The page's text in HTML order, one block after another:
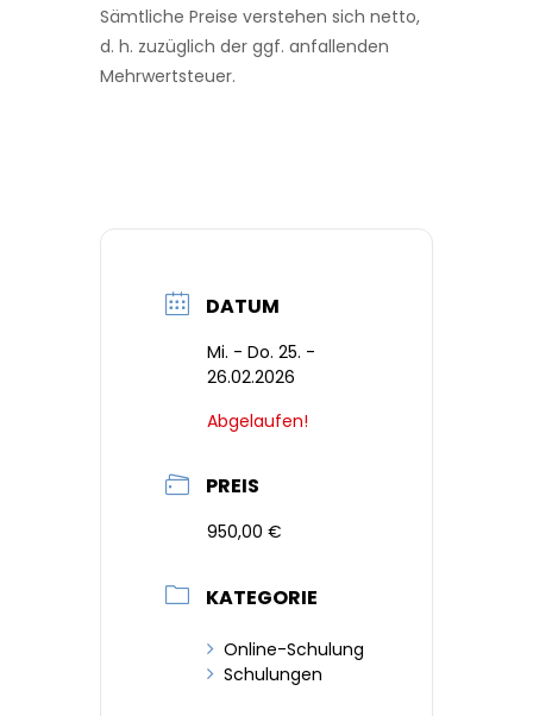
Sämtliche Preise verstehen sich netto,
d. h. zuzüglich der ggf. anfallenden
Mehrwertsteuer.
DATUM
Mi. - Do. 25. -
26.02.2026
Abgelaufen!
PREIS
950,00 €
KATEGORIE
Online-Schulung
Schulungen